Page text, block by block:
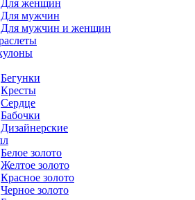
Для женщин
Для мужчин
Для мужчин и женщин
Бегунки
Кресты
Сердце
Бабочки
Дизайнерские
Белое золото
Желтое золото
Красное золото
Черное золото